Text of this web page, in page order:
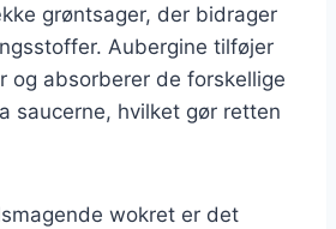
grøntsager, der bidrager
Aubergine tilføjer
og absorberer de forskellige
saucerne, hvilket gør retten
wokret er det